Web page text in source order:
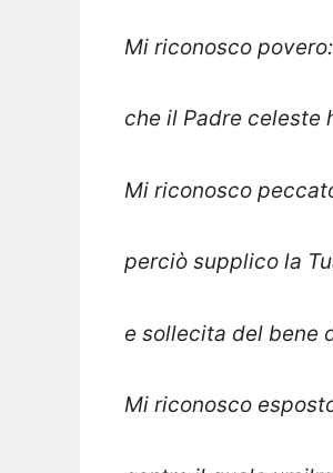
Mi riconosco
che il Padre celeste
Mi riconosco
perciò supplico la
e sollecita del bene
Mi riconosco